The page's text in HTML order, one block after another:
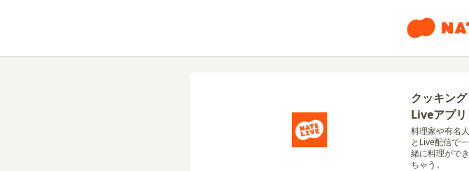
クッキング
Liveアプリ
料理家や有名人
とLive配信で一
緒に料理ができ
ちゃう。